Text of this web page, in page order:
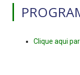
Clique aqui